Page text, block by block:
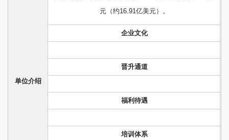
单位介绍
元（约16.91亿美元）。
企业文化
晋升通道
福利待遇
培训体系